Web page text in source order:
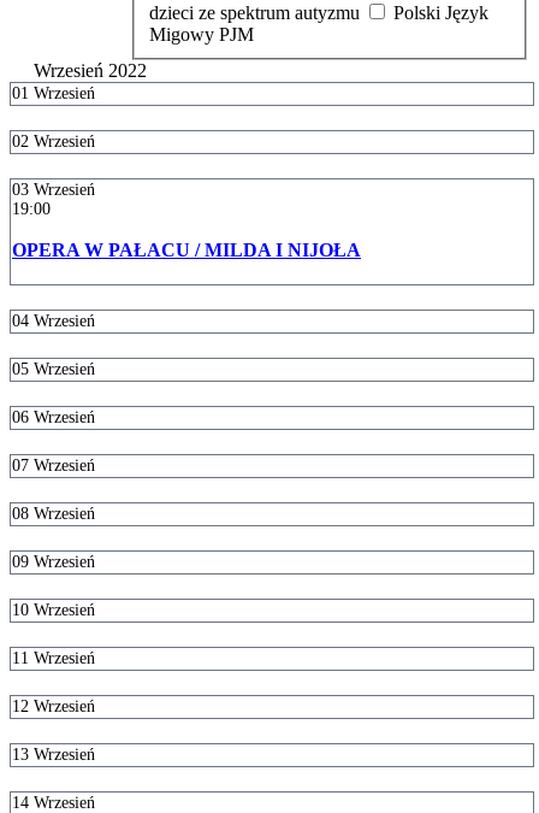
dzieci ze spektrum autyzmu
Migowy PJM
Wrzesień 2022
01 Wrzesień
02 Wrzesień
03 Wrzesień
19:00
OPERA W PAŁACU / MILDA I NIJOŁA
04 Wrzesień
05 Wrzesień
06 Wrzesień
07 Wrzesień
08 Wrzesień
09 Wrzesień
10 Wrzesień
11 Wrzesień
12 Wrzesień
13 Wrzesień
14 Wrzesień